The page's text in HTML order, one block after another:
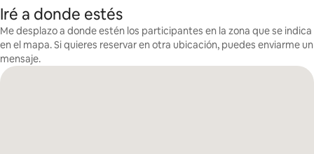
Iré a donde estés
Me desplazo a donde estén los participantes en la zona que se indica
en el mapa. Si quieres reservar en otra ubicación, puedes enviarme un
mensaje.